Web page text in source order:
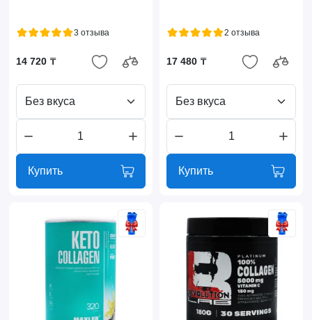
3 отзыва
14 720 ₸
Без вкуса
Купить
2 отзыва
17 480 ₸
Без вкуса
Купить